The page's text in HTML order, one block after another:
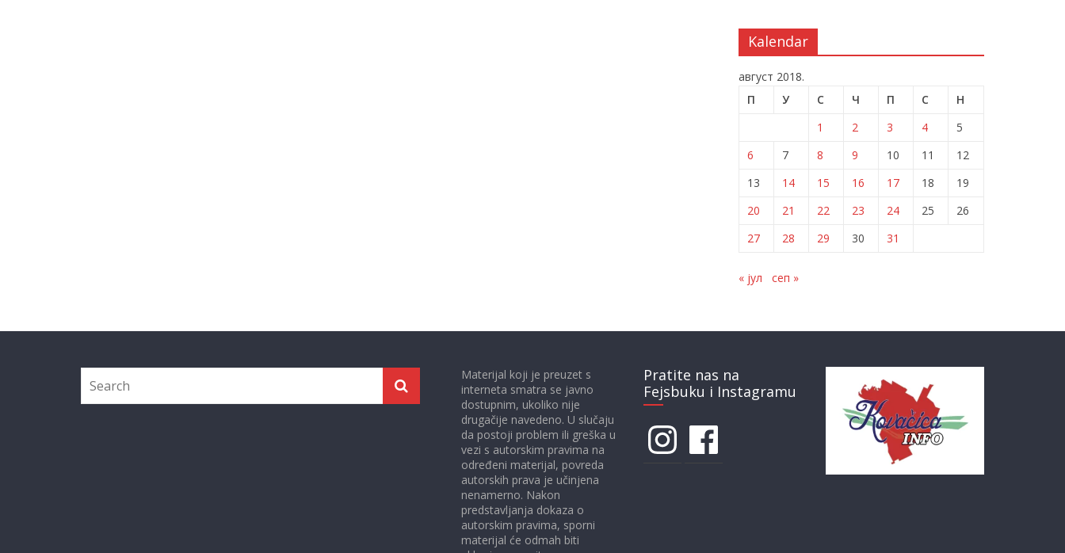
Kalendar
август 2018.
П
У С Ч П С
Н
1
2 3 4
5
6
7 8 9 10 11
12
13
14 15 16 17 18
19
20
21 22 23 24 25
26
27
28 29 30 31
« јул сеп »
Materijal koji je preuzet s
interneta smatra se javno
dostupnim, ukoliko nije
drugačije navedeno. U slučaju
da postoji problem ili greška u
vezi s autorskim pravima na
određeni materijal, povreda
autorskih prava je učinjena
nenamerno. Nakon
predstavljanja dokaza o
autorskim pravima, sporni
materijal će odmah biti
Pratite nas na
Fejsbuku i Instagramu
InstagramFacebook